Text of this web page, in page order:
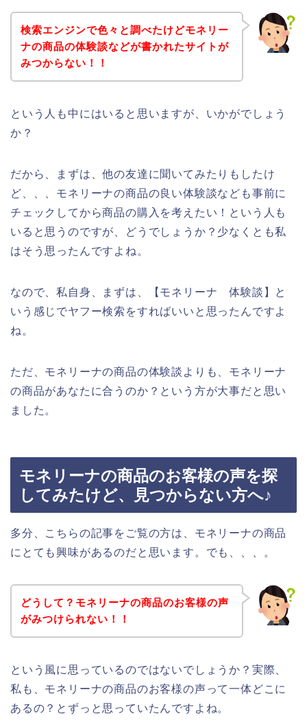
検索エンジンで色々と調べたけどモネリー
ナの商品の体験談などが書かれたサイトが
みつからない！！
という人も中にはいると思いますが、いかがでしょう
か？
だから、まずは、他の友達に聞いてみたりもしたけ
ど、、、モネリーナの商品の良い体験談なども事前に
チェックしてから商品の購入を考えたい！という人も
いると思うのですが、どうでしょうか？少なくとも私
はそう思ったんですよね。
なので、私自身、まずは、【モネリーナ 体験談】と
いう感じでヤフー検索をすればいいと思ったんですよ
ね。
ただ、モネリーナの商品の体験談よりも、モネリーナ
の商品があなたに合うのか？という方が大事だと思い
ました。
モネリーナの商品のお客様の声を探
してみたけど、見つからない方へ♪
多分、こちらの記事をご覧の方は、モネリーナの商品
にとても興味があるのだと思います。でも、、、。
どうして？モネリーナの商品のお客様の声
がみつけられない！！
という風に思っているのではないでしょうか？実際、
私も、モネリーナの商品のお客様の声って一体どこに
あるの？とずっと思っていたんですよね。